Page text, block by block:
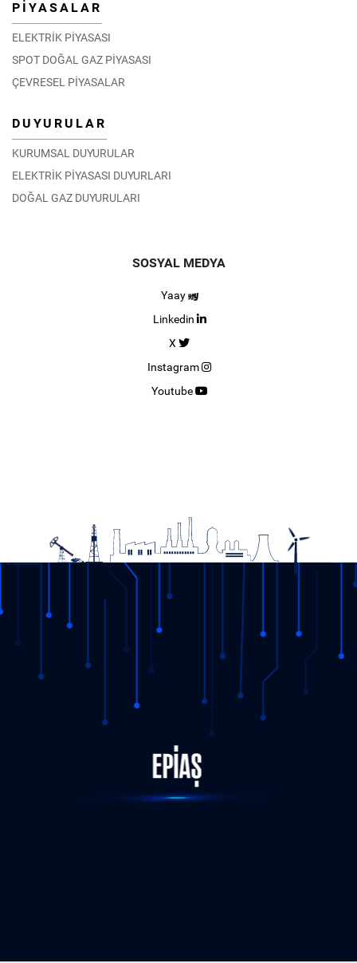
PİYASALAR
ELEKTRİK PİYASASI
SPOT DOĞAL GAZ PİYASASI
ÇEVRESEL PİYASALAR
DUYURULAR
KURUMSAL DUYURULAR
ELEKTRİK PİYASASI DUYURLARI
DOĞAL GAZ DUYURULARI
SOSYAL MEDYA
Yaay
Linkedin
X
Instagram
Youtube